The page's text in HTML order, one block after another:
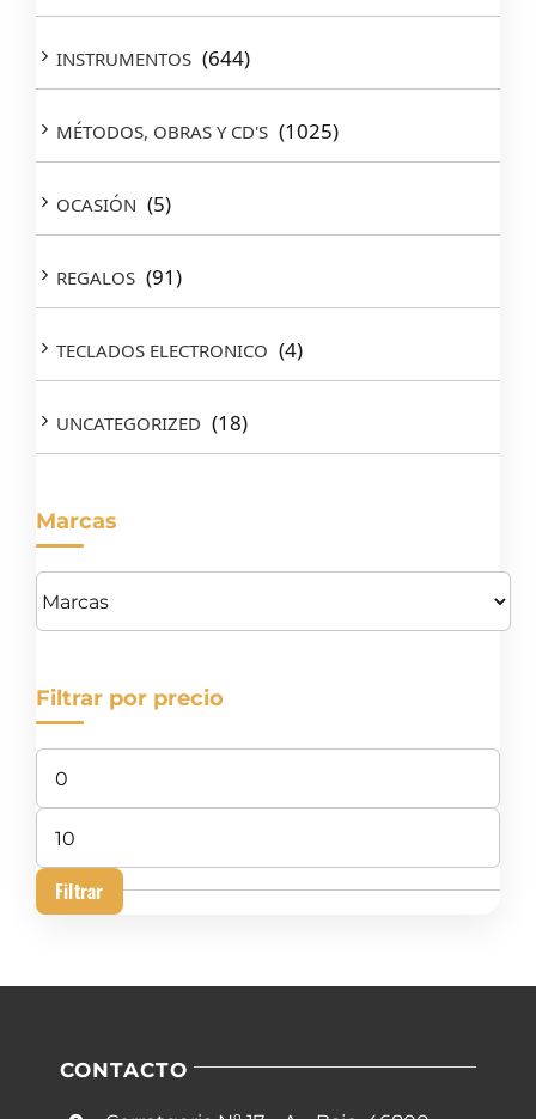
INSTRUMENTOS (644)
MÉTODOS, OBRAS Y CD'S (1025)
OCASIÓN (5)
REGALOS (91)
TECLADOS ELECTRONICO (4)
UNCATEGORIZED (18)
Marcas
Filtrar por precio
Precio
mínimo
Precio
máximo
Filtrar
CONTACTO